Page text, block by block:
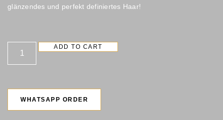
glänzendes und perfekt definiertes Haar!
ADD TO CART
WHATSAPP ORDER